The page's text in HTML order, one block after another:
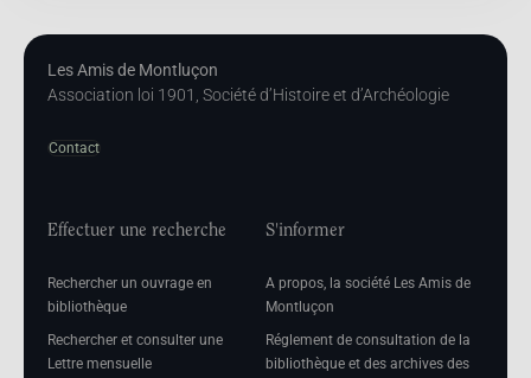
Les Amis de Montluçon
Association loi 1901, Société d’Histoire et d’Archéologie
Contact
Effectuer une recherche
Rechercher un ouvrage en
bibliothèque
Rechercher et consulter une
Lettre mensuelle
S'informer
A propos, la société Les Amis de
Montluçon
Réglement de consultation de la
bibliothèque et des archives des